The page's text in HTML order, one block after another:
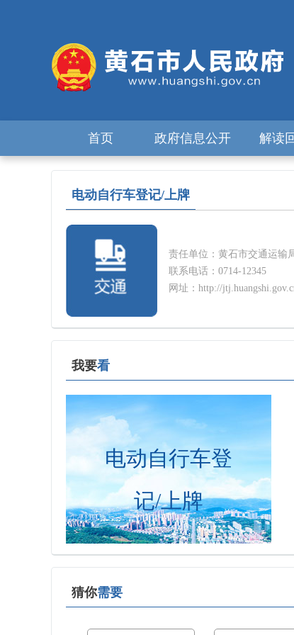
首页 政府信息公开 解读
电动自行车登记/上牌
责任单位：黄石市交通运输
联系电话：0714-12345
网址：http://
我要看
电动自行车登
记/上牌
猜你需要